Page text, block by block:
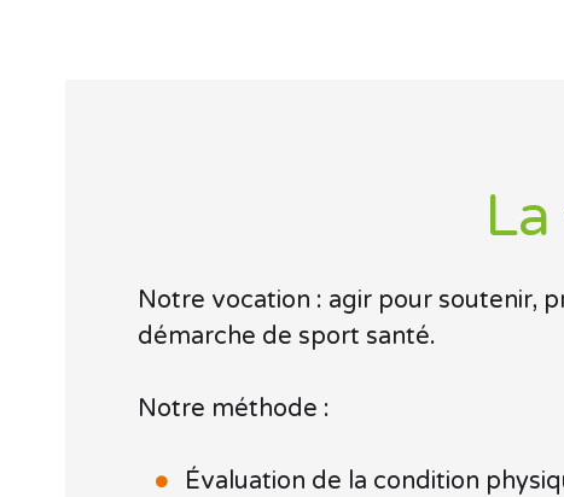
Notre vocation : agir pour soutenir,
démarche de sport santé.
Notre méthode :
Évaluation de la condition